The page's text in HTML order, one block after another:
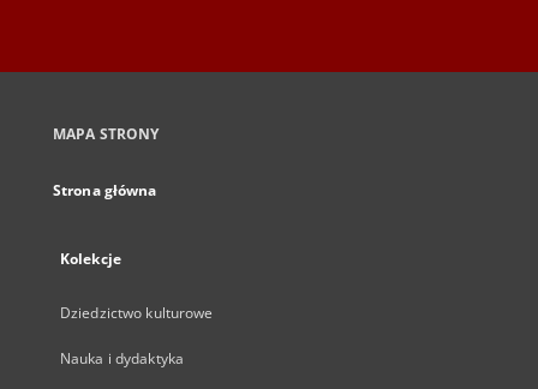
MAPA STRONY
Strona główna
Kolekcje
Dziedzictwo kulturowe
Nauka i dydaktyka